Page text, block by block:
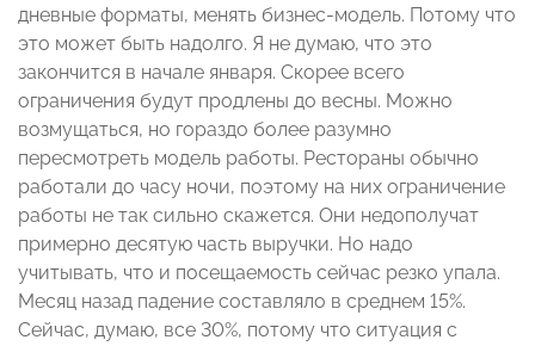
дневные форматы, менять бизнес-модель. Потому что
это может быть надолго. Я не думаю, что это
закончится в начале января. Скорее всего
ограничения будут продлены до весны. Можно
возмущаться, но гораздо более разумно
пересмотреть модель работы. Рестораны обычно
работали до часу ночи, поэтому на них ограничение
работы не так сильно скажется. Они недополучат
примерно десятую часть выручки. Но надо
учитывать, что и посещаемость сейчас резко упала.
Месяц назад падение составляло в среднем 15%.
Сейчас, думаю, все 30%, потому что ситуация с